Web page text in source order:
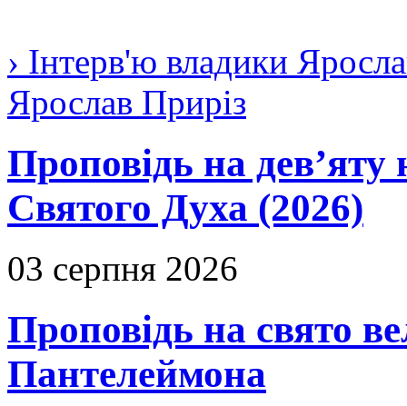
› Інтерв'ю владики
Ярослав Приріз
Проповідь на дев’яту
Святого Духа (2026)
03 серпня 2026
Проповідь на свято
Пантелеймона